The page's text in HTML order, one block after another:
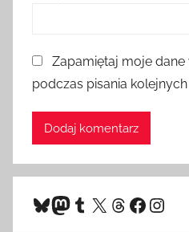
Zapamiętaj moje
podczas pisania
Bluesky
Mastodon
Tumblr
X Threads